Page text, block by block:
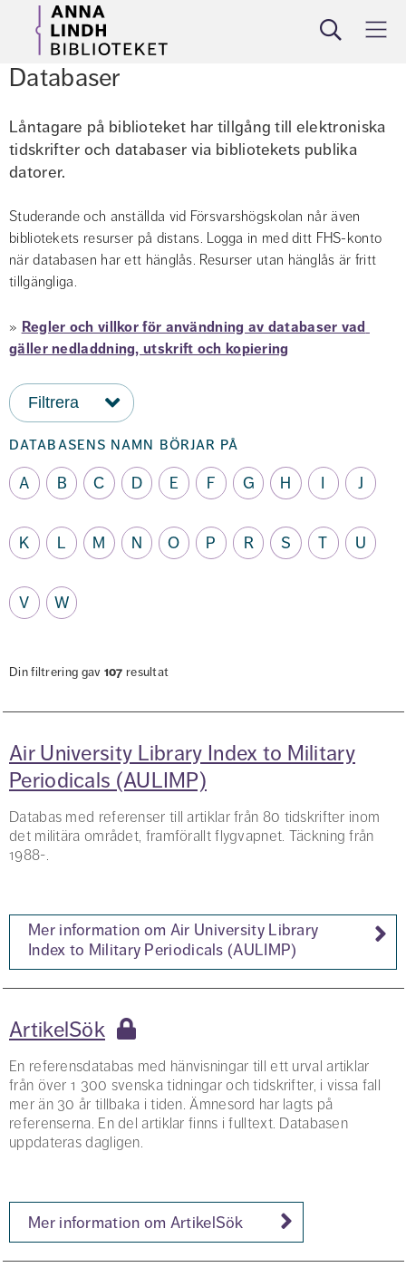
Sök Meny
låna söka
Databaser
Låntagare på biblioteket har tillgång till elektroniska
tidskrifter och databaser via bibliotekets publika
datorer.
Studerande och anställda vid Försvarshögskolan når även
bibliotekets resurser på distans. Logga in med ditt FHS-konto
när databasen har ett hänglås. Resurser utan hänglås är fritt
tillgängliga.
» Regler och villkor för användning av databaser vad
gäller nedladdning, utskrift och kopiering
Filtrera
databasens namn börjar på
A
B C D E F G H I J
K L M N O P R S T U
V W
Din filtrering gav 107 resultat
Air University Library Index to Military
Periodicals (AULIMP)
Databas med referenser till artiklar från 80 tidskrifter inom
det militära området, framförallt flygvapnet. Täckning från
1988-.
Mer information om Air University Library
Index to Military Periodicals (AULIMP)
ArtikelSök
En referensdatabas med hänvisningar till ett urval artiklar
från över 1 300 svenska tidningar och tidskrifter, i vissa fall
mer än 30 år tillbaka i tiden. Ämnesord har lagts på
referenserna. En del artiklar finns i fulltext. Databasen
uppdateras dagligen.
Mer information om ArtikelSök